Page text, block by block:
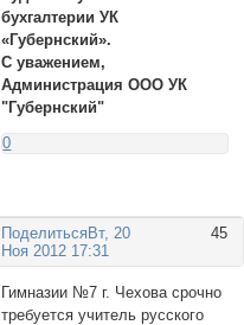
бухгалтерии УК
«Губернский».
С уважением,
Администрация ООО УК
"Губернский"
0
Поделиться 45
Вт, 20
Ноя 2012 17:31
Гимназии №7 г. Чехова срочно
требуется учитель русского